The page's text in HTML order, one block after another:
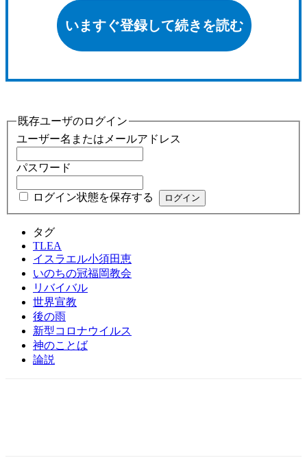
いますぐ登録して続きを読む
既存ユーザのログイン
ユーザー名またはメールアドレス
パスワード
ログイン状態を保存する
タグ
TLEA
イスラエル小須田恵
いのちの冠福岡教会
リバイバル
世界宣教
後の雨
新型コロナウイルス
神のことば
論説